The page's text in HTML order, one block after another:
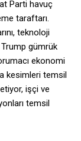
Parti havuç
taraftarı.
teknoloji
gümrük
ekonomi
kesimleri temsil
işçi ve
temsil